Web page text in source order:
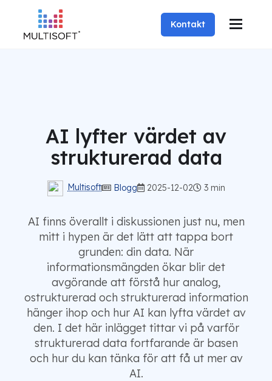
Kontakt
AI lyfter värdet av
strukturerad data
Multisoft Blogg 2025-12-02 3 min
AI finns överallt i diskussionen just nu, men
mitt i hypen är det lätt att tappa bort
grunden: din data. När
informationsmängden ökar blir det
avgörande att förstå hur analog,
ostrukturerad och strukturerad information
hänger ihop och hur AI kan lyfta värdet av
den. I det här inlägget tittar vi på varför
strukturerad data fortfarande är basen
och hur du kan tänka för att få ut mer av
AI.